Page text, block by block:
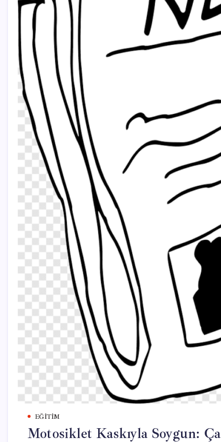
EĞITIM
Motosiklet Kaskıyla Soygun: